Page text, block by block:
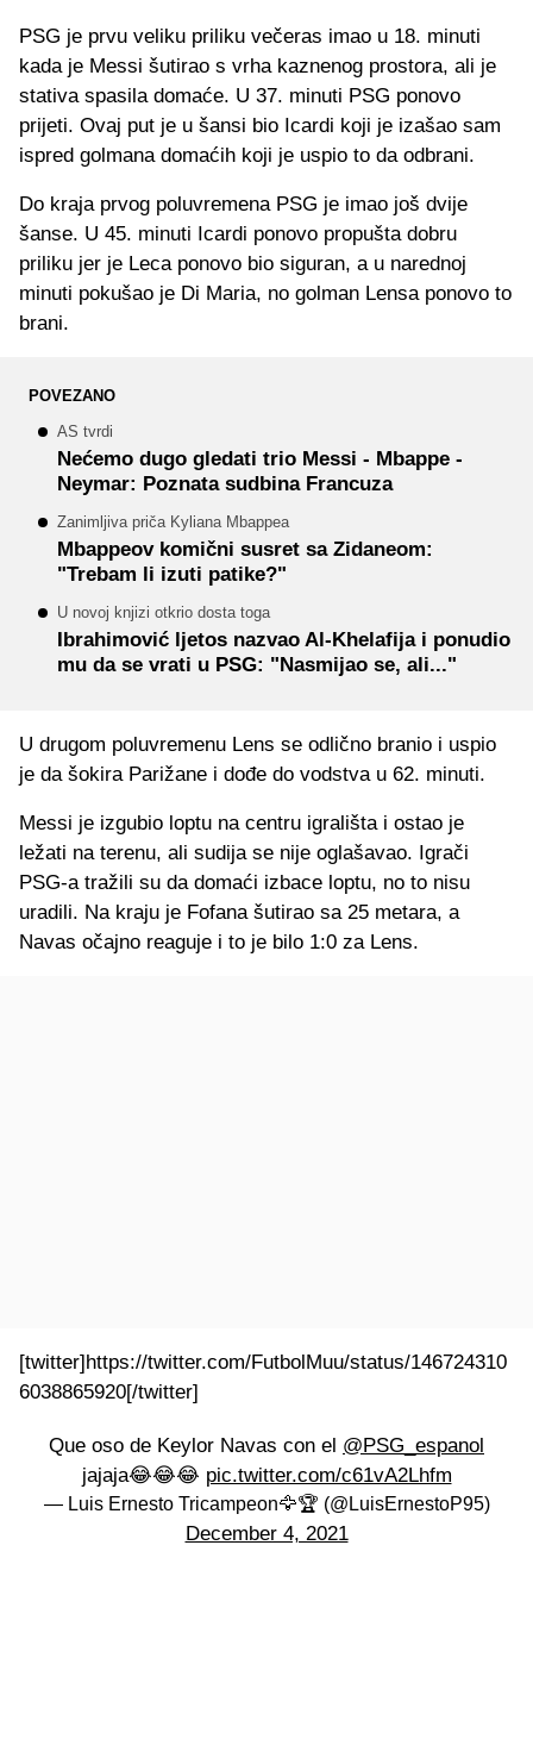
PSG je prvu veliku priliku večeras imao u 18. minuti
kada je Messi šutirao s vrha kaznenog prostora, ali je
stativa spasila domaće. U 37. minuti PSG ponovo
prijeti. Ovaj put je u šansi bio Icardi koji je izašao sam
ispred golmana domaćih koji je uspio to da odbrani.
Do kraja prvog poluvremena PSG je imao još dvije
šanse. U 45. minuti Icardi ponovo propušta dobru
priliku jer je Leca ponovo bio siguran, a u narednoj
minuti pokušao je Di Maria, no golman Lensa ponovo to
brani.
POVEZANO
AS tvrdi
Nećemo dugo gledati trio Messi - Mbappe -
Neymar: Poznata sudbina Francuza
Zanimljiva priča Kyliana Mbappea
Mbappeov komični susret sa Zidaneom:
"Trebam li izuti patike?"
U novoj knjizi otkrio dosta toga
Ibrahimović ljetos nazvao Al-Khelafija i ponudio
mu da se vrati u PSG: "Nasmijao se, ali..."
U drugom poluvremenu Lens se odlično branio i uspio
je da šokira Parižane i dođe do vodstva u 62. minuti.
Messi je izgubio loptu na centru igrališta i ostao je
ležati na terenu, ali sudija se nije oglašavao. Igrači
PSG-a tražili su da domaći izbace loptu, no to nisu
uradili. Na kraju je Fofana šutirao sa 25 metara, a
Navas očajno reaguje i to je bilo 1:0 za Lens.
[twitter]https://twitter.com/FutbolMuu/status/146724310
6038865920[/twitter]
Que oso de Keylor Navas con el @PSG_espanol
jajaja😂😂😂 pic.twitter.com/c61vA2Lhfm
— Luis Ernesto Tricampeon🦅🏆 (@LuisErnestoP95)
December 4, 2021